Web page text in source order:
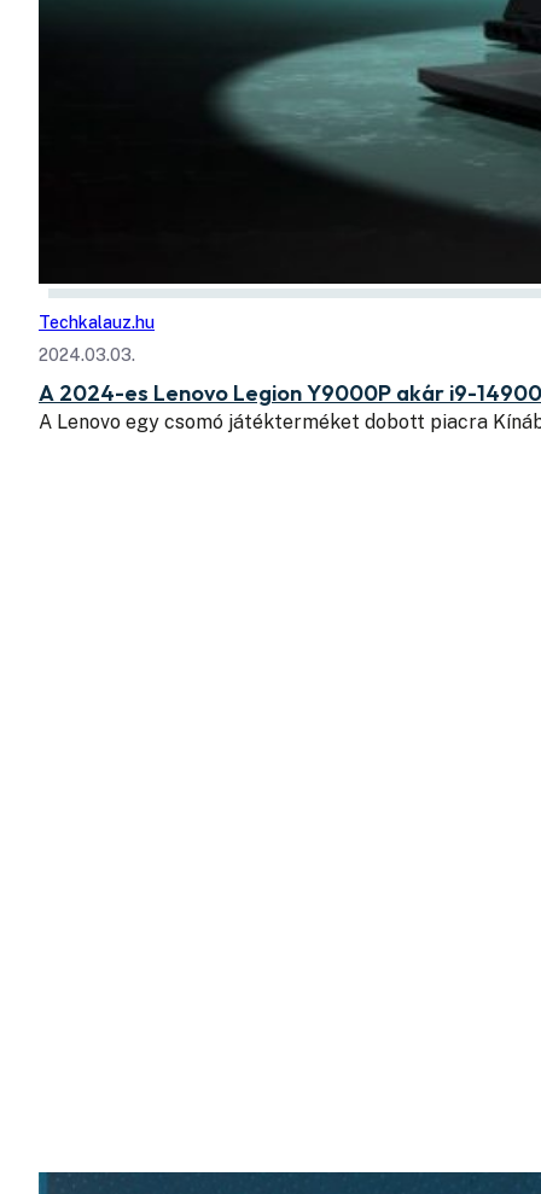
Techkalauz.hu
2024.03.03.
A 2024-es Lenovo Legion Y9000P akár i9-
A Lenovo egy csomó játékterméket dobott piacra